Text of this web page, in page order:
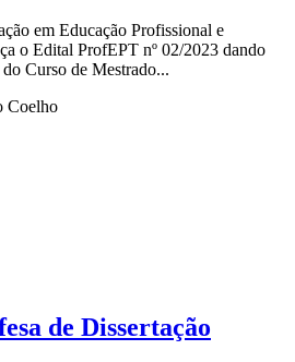
em Educação Profissional e
o Edital ProfEPT nº 02/2023 dando
Curso de Mestrado...
Coelho
de Dissertação